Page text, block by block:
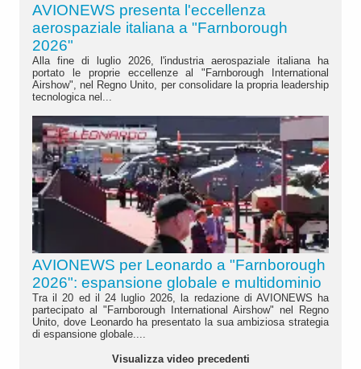
AVIONEWS presenta l'eccellenza
aerospaziale italiana a "Farnborough
2026"
Alla fine di luglio 2026, l'industria aerospaziale italiana ha
portato le proprie eccellenze al "Farnborough International
Airshow", nel Regno Unito, per consolidare la propria leadership
tecnologica nel...
AVIONEWS per Leonardo a "Farnborough
2026": espansione globale e multidominio
Tra il 20 ed il 24 luglio 2026, la redazione di AVIONEWS ha
partecipato al "Farnborough International Airshow" nel Regno
Unito, dove Leonardo ha presentato la sua ambiziosa strategia
di espansione globale....
Visualizza video precedenti